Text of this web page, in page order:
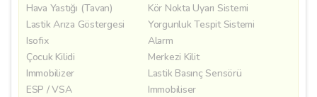
Hava Yastığı (Tavan)
Kör Nokta Uyarı Sistemi
Lastik Arıza Göstergesi
Yorgunluk Tespit Sistemi
Isofix
Alarm
Çocuk Kilidi
Merkezi Kilit
Immobilizer
Lastik Basınç Sensörü
ESP / VSA
Immobiliser